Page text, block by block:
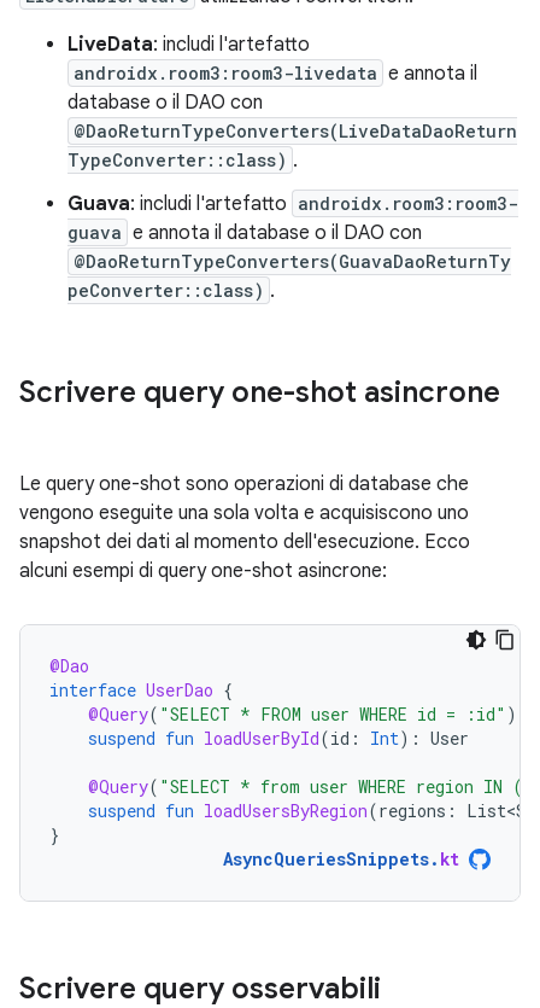
LiveData: includi l'artefatto
androidx.room3:room3-livedata e annota il
database o il DAO con
@DaoReturnTypeConverters(LiveDataDaoReturn
TypeConverter::class) .
Guava: includi l'artefatto androidx.room3:room3-
guava e annota il database o il DAO con
@DaoReturnTypeConverters(GuavaDaoReturnTy
peConverter::class) .
Scrivere query one-shot asincrone
Le query one-shot sono operazioni di database che
vengono eseguite una sola volta e acquisiscono uno
snapshot dei dati al momento dell'esecuzione. Ecco
alcuni esempi di query one-shot asincrone:
@Dao
interface UserDao {
@Query( "SELECT * FROM user WHERE id = :id" )
suspend fun loadUserById(id : Int): User
@Query( "SELECT * from user WHERE region IN
suspend fun loadUsersByRegion(regions :
}
AsyncQueriesSnippets. kt
Scrivere query osservabili